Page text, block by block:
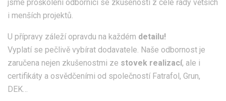
jsme proškolení odborníci se zkušeností z celé řady větších
i menších projektů.
U přípravy záleží opravdu na každém detailu!
Vyplatí se pečlivě vybírat dodavatele. Naše odbornost je
zaručena nejen zkušenostmi ze stovek realizací, ale i
certifikáty a osvědčeními od společností Fatrafol, Grun,
DEK…